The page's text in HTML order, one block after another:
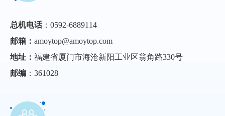
总机电话：0592-6889114
邮箱： amoytop@amoytop.com
地址： 福建省厦门市海沧新阳工业区翁角路330号
邮编 ：361028